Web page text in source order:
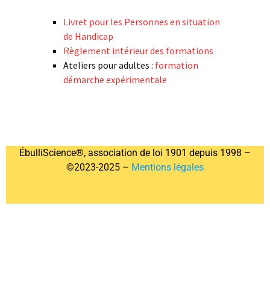
Livret pour les Personnes en situation
de Handicap
Règlement intérieur des formations
Ateliers pour adultes : formation
démarche expérimentale
ÉbulliScience®, association de loi 1901 depuis 1998 –
©2023-2025 – Mentions légales